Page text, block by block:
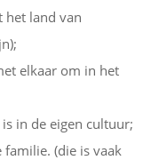
het land van
elkaar om in het
in de eigen cultuur;
(die is vaak